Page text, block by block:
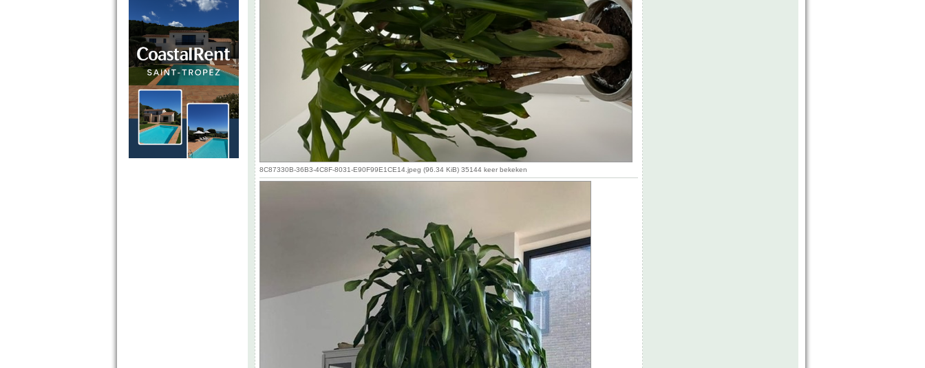
8C87330B-36B3-4C8F-8031-E90F99E1CE14.jpeg (96.34 KiB) 35144 keer bekeken